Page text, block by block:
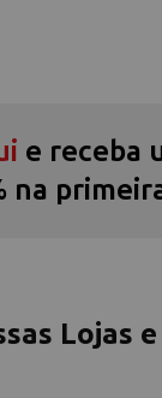
e receba
na
Lojas